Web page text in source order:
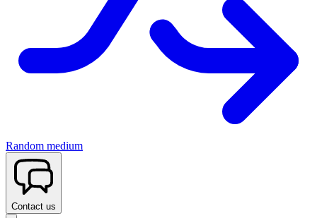
Random medium
Contact us